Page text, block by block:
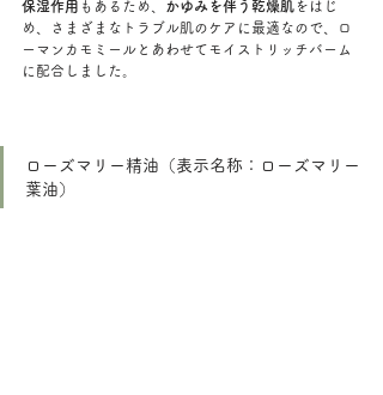
保湿作用 もあるため、 かゆみを伴う乾燥肌 をはじ
め、さまざまなトラブル肌のケアに最適なので、ロ
ーマンカモミールとあわせてモイストリッチバーム
に配合しました。
ローズマリー精油（表示名称：ローズマリー
葉油）